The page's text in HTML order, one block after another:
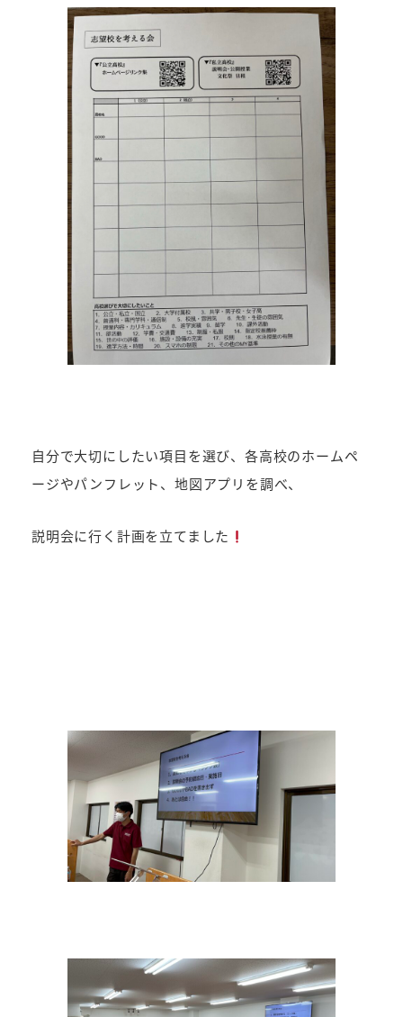
自分で大切にしたい項目を選び、各高校のホームペ
ージやパンフレット、地図アプリを調べ、
説明会に行く計画を立てました